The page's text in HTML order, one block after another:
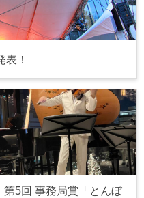
！
第5回 事務局賞「とんぼ